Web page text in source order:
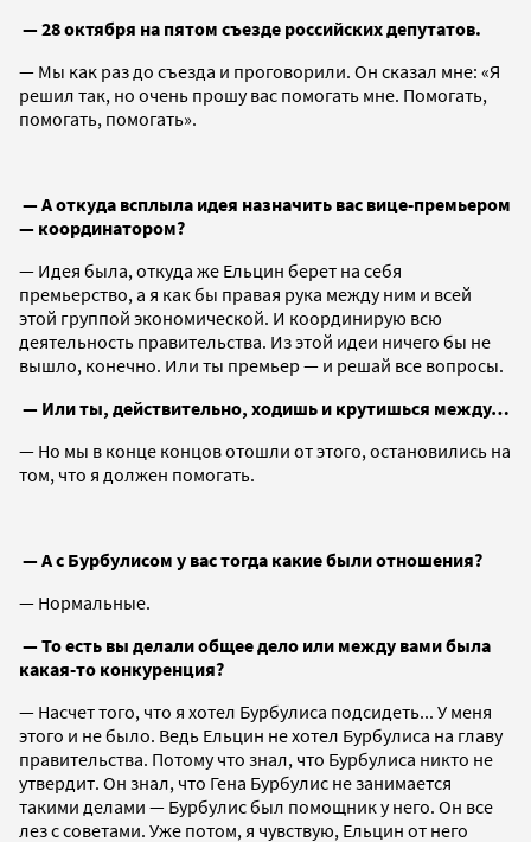
— 28 октября на пятом съезде российских депутатов.
— Мы как раз до съезда и проговорили. Он сказал мне: «Я
решил так, но очень прошу вас помогать мне. Помогать,
помогать, помогать».
— А откуда всплыла идея назначить вас вице-премьером
— координатором?
— Идея была, откуда же Ельцин берет на себя
премьерство, а я как бы правая рука между ним и всей
этой группой экономической. И координирую всю
деятельность правительства. Из этой идеи ничего бы не
вышло, конечно. Или ты премьер — и решай все вопросы.
— Или ты, действительно, ходишь и крутишься между…
— Но мы в конце концов отошли от этого, остановились на
том, что я должен помогать.
— А с Бурбулисом у вас тогда какие были отношения?
— Нормальные.
— То есть вы делали общее дело или между вами была
какая-то конкуренция?
— Насчет того, что я хотел Бурбулиса подсидеть... У меня
этого и не было. Ведь Ельцин не хотел Бурбулиса на главу
правительства. Потому что знал, что Бурбулиса никто не
утвердит. Он знал, что Гена Бурбулис не занимается
такими делами — Бурбулис был помощник у него. Он все
лез с советами. Уже потом, я чувствую, Ельцин от него